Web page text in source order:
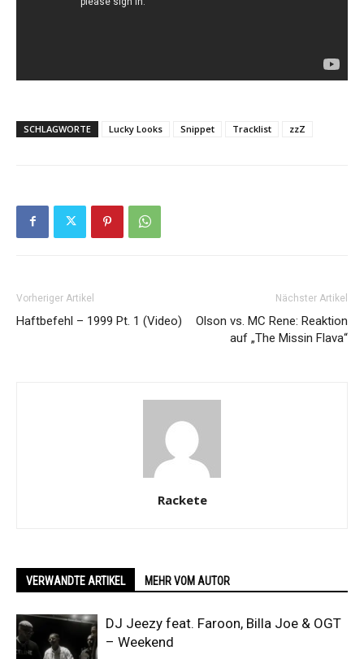
SCHLAGWORTE Lucky Looks Snippet Tracklist zzZ
Vorheriger Artikel
Haftbefehl – 1999 Pt. 1 (Video)
Nächster Artikel
Olson vs. MC Rene: Reaktion
auf „The Missin Flava“
Rackete
VERWANDTE ARTIKEL MEHR VOM AUTOR
DJ Jeezy feat. Faroon, Billa Joe & OGT
– Weekend